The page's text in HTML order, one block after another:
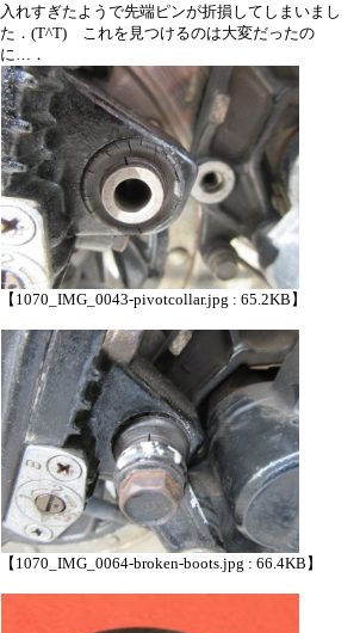
入れすぎたようで先端ピンが折損してしまいまし
た．(T^T) これを見つけるのは大変だったの
に…．
【1070_IMG_0043-pivotcollar.jpg : 65.2KB】
【1070_IMG_0064-broken-boots.jpg : 66.4KB】